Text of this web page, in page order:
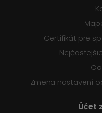
Certifikát pre
Zmena nastavení
Účet